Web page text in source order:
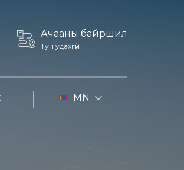
Ачааны байршил
Тун удахгүй
MN